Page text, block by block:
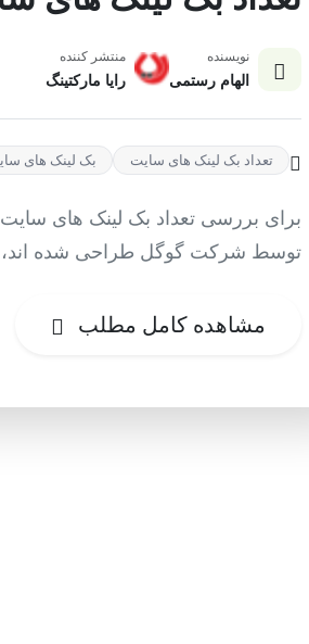
نویسنده
الهام رستمی
منتشر کننده
رایا مارکتینگ
تعداد بک لینک های سایت بک لینک های
برای بررسی تعداد بک لینک های سایت
توسط شرکت گوگل طراحی شده اند،
مشاهده کامل مطلب